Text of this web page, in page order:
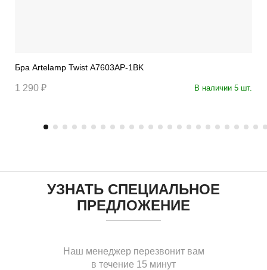
Бра Artelamp Twist A7603AP-1BK
1 290 ₽ В наличии 5 шт.
УЗНАТЬ СПЕЦИАЛЬНОЕ
ПРЕДЛОЖЕНИЕ
Наш менеджер перезвонит вам
в течение 15 минут